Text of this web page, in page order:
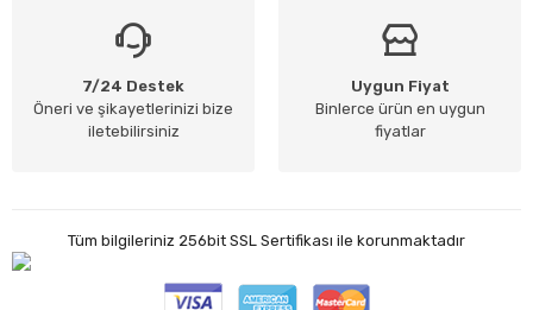
7/24 Destek
Öneri ve şikayetlerinizi bize
iletebilirsiniz
Uygun Fiyat
Binlerce ürün en uygun
fiyatlar
Tüm bilgileriniz 256bit SSL Sertifikası ile korunmaktadır